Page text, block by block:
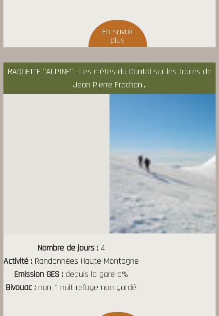
RAQUETTE "ALPINE" : Les crêtes du Cantal sur les traces de
Jean Pierre Frachon...
Nombre de jours 4
Activité
Randonnées Haute Montagne
Emission GES
depuis la gare o%
Bivouac
non, 1 nuit refuge non gardé